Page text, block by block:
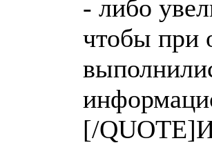
- либо
чтобы при
[/